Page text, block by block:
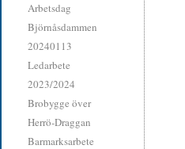
Arbetsdag
Björnåsdammen
20240113
Ledarbete
2023/2024
Brobygge över
Herrö-Draggan
Barmarksarbete